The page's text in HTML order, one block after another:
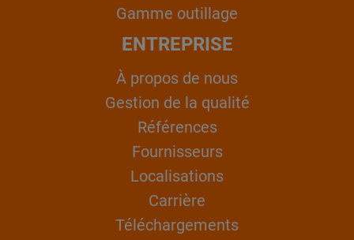
Gamme outillage
ENTREPRISE
À propos de nous
Gestion de la qualité
Références
Fournisseurs
Localisations
Carrière
Téléchargements